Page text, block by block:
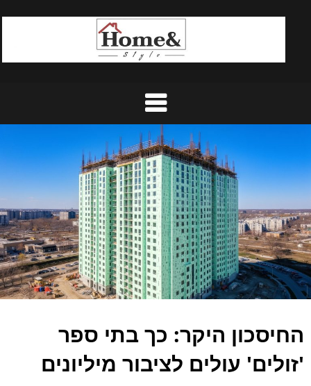
החיסכון היקר: כך בתי ספר
'זולים' עולים לציבור מיליונים